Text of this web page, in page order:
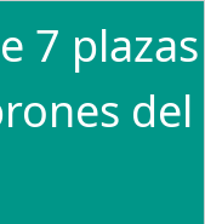
7 plazas
del